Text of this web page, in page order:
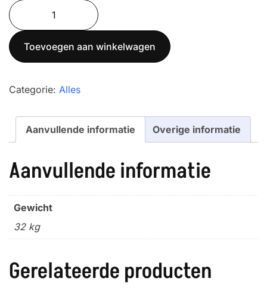
Adam
GFK
75
H
Toevoegen aan winkelwagen
Categorie: Alles
Aanvullende informatie Overige informatie
Aanvullende informatie
Gewicht
32 kg
Gerelateerde producten